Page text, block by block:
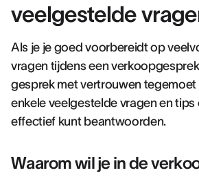
veelgestelde
Als je je goed voorbereidt op
vragen tijdens een
gesprek met vertrouwen tegemoet
enkele veelgestelde vragen en tips
effectief kunt beantwoorden.
Waarom wil je in de